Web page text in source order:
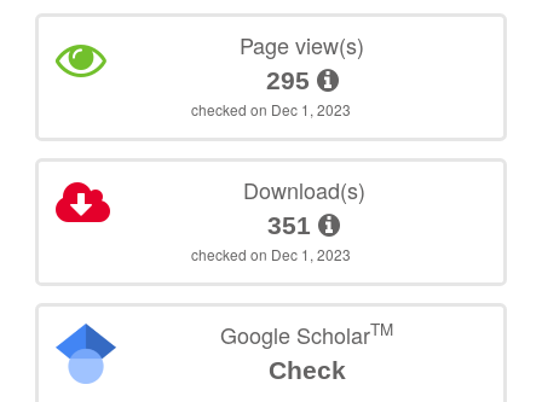
Page view(s)
295
checked on Dec 1, 2023
Download(s)
351
checked on Dec 1, 2023
Google ScholarTM
Check